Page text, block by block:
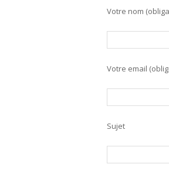
Votre nom
Votre email
Sujet